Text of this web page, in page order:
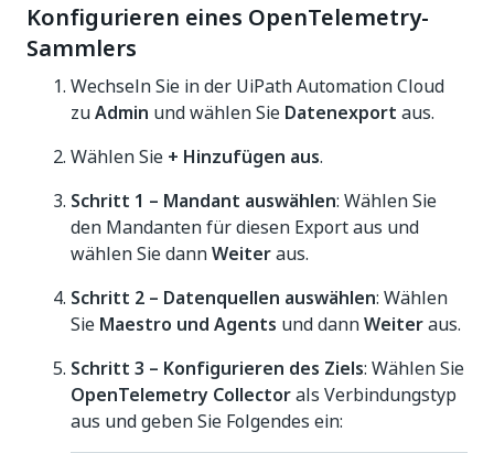
Konfigurieren eines OpenTelemetry-
Sammlers
Wechseln Sie in der UiPath Automation Cloud
zuAdmin und wählen Sie Datenexport aus.
Wählen Sie + Hinzufügen aus.
Schritt 1 – Mandant auswählen: Wählen Sie
den Mandanten für diesen Export aus und
wählen Sie dannWeiteraus.
Schritt 2 – Datenquellen auswählen: Wählen
Sie Maestro und Agents und dannWeiteraus.
Schritt 3 – Konfigurieren des Ziels: Wählen Sie
OpenTelemetry Collectorals Verbindungstyp
aus und geben Sie Folgendes ein: